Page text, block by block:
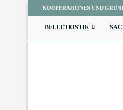
KOOPERATIONEN UND
BELLETRISTIK